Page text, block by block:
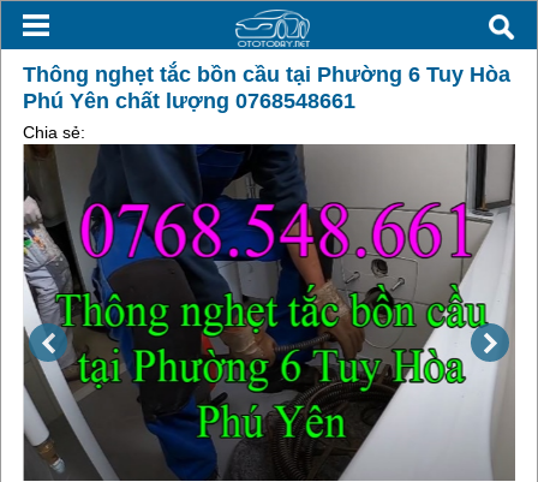
Thông nghẹt tắc bồn cầu tại Phường 6 Tuy Hòa
Phú Yên chất lượng 0768548661
Chia sẻ: